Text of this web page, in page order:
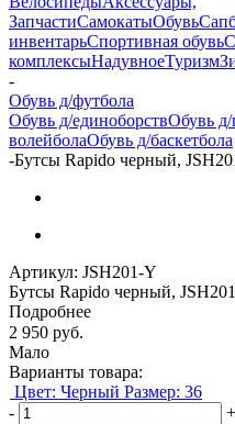
ЗапчастиСамокатыОбувь
инвентарьСпортивная обувь
комплексыНадувноеТуризм
-
Обувь д/футбола
Обувь д/единоборствОбувь
волейболаОбувь д/баскетбола
-Бутсы Rapido черный,
Артикул: JSH201-Y
Бутсы Rapido черный,
Подробнее
2 950 руб.
Мало
Варианты товара:
Цвет: Черный Размер: 36
-
+